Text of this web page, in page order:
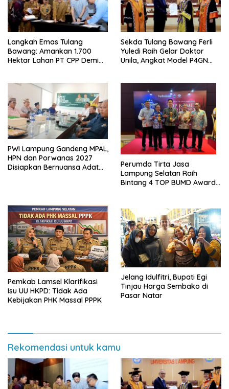
Langkah Emas Tulang
Bawang: Amankan 1.700
Hektar Lahan PT CPP Demi
Sekda Tulang Bawang Ferli
Yuledi Raih Gelar Doktor
Unila, Angkat Model P4GN
PWI Lampung Gandeng MPAL,
HPN dan Porwanas 2027
Disiapkan Bernuansa Adat
Perumda Tirta Jasa
Lampung Selatan Raih
Bintang 4 TOP BUMD Awards
Pemkab Lamsel Klarifikasi
Isu UU HKPD: Tidak Ada
Kebijakan PHK Massal PPPK
Jelang Idulfitri, Bupati Egi
Tinjau Harga Sembako di
Pasar Natar
Rekomendasi untuk kamu